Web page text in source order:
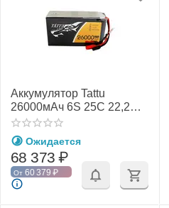
Аккумулятор Tattu
26000мАч 6S 25C 22,2В
LiPo
Ожидается
68 373 ₽
От 60 379 ₽